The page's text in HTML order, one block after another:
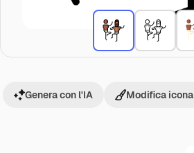
Genera con l'IA Modifica icona